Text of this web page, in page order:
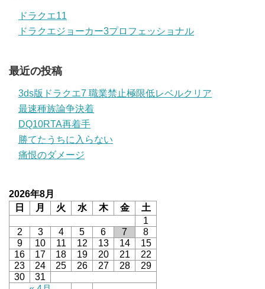
ドラクエ11
ドラクエジョーカー3プロフェッショナル
最近の投稿
3ds版ドラクエ7 職業禁止極限低レベルクリア
最速種族論争決着
DQ10RTA再着手
勝てたうちに入らない
痛恨のダメージ
2026年8月
日
月 火 水 木 金 土
1
2
3 4 5 6 7
8
9
10 11 12 13 14
15
16
17 18 19 20 21
22
23
24 25 26 27 28
29
30
31